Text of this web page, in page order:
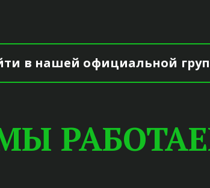
в нашей официальной